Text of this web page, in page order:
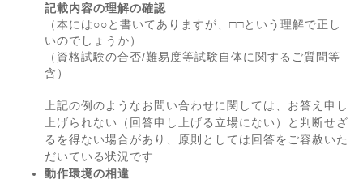
記載内容の理解の確認
（本には○○と書いてありますが、□□という理解で正し
いのでしょうか）
（資格試験の合否/難易度等試験自体に関するご質問等
含）
上記の例のようなお問い合わせに関しては、お答え申し
上げられない（回答申し上げる立場にない）と判断せざ
るを得ない場合があり、原則としては回答をご容赦いた
だいている状況です
動作環境の相違